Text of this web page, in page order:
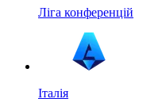
Ліга конференцій
Італія